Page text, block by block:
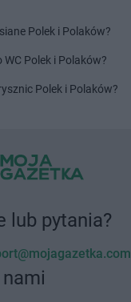
Polek i Polaków?
Polek i Polaków?
Polek i Polaków?
lub pytania?
nami